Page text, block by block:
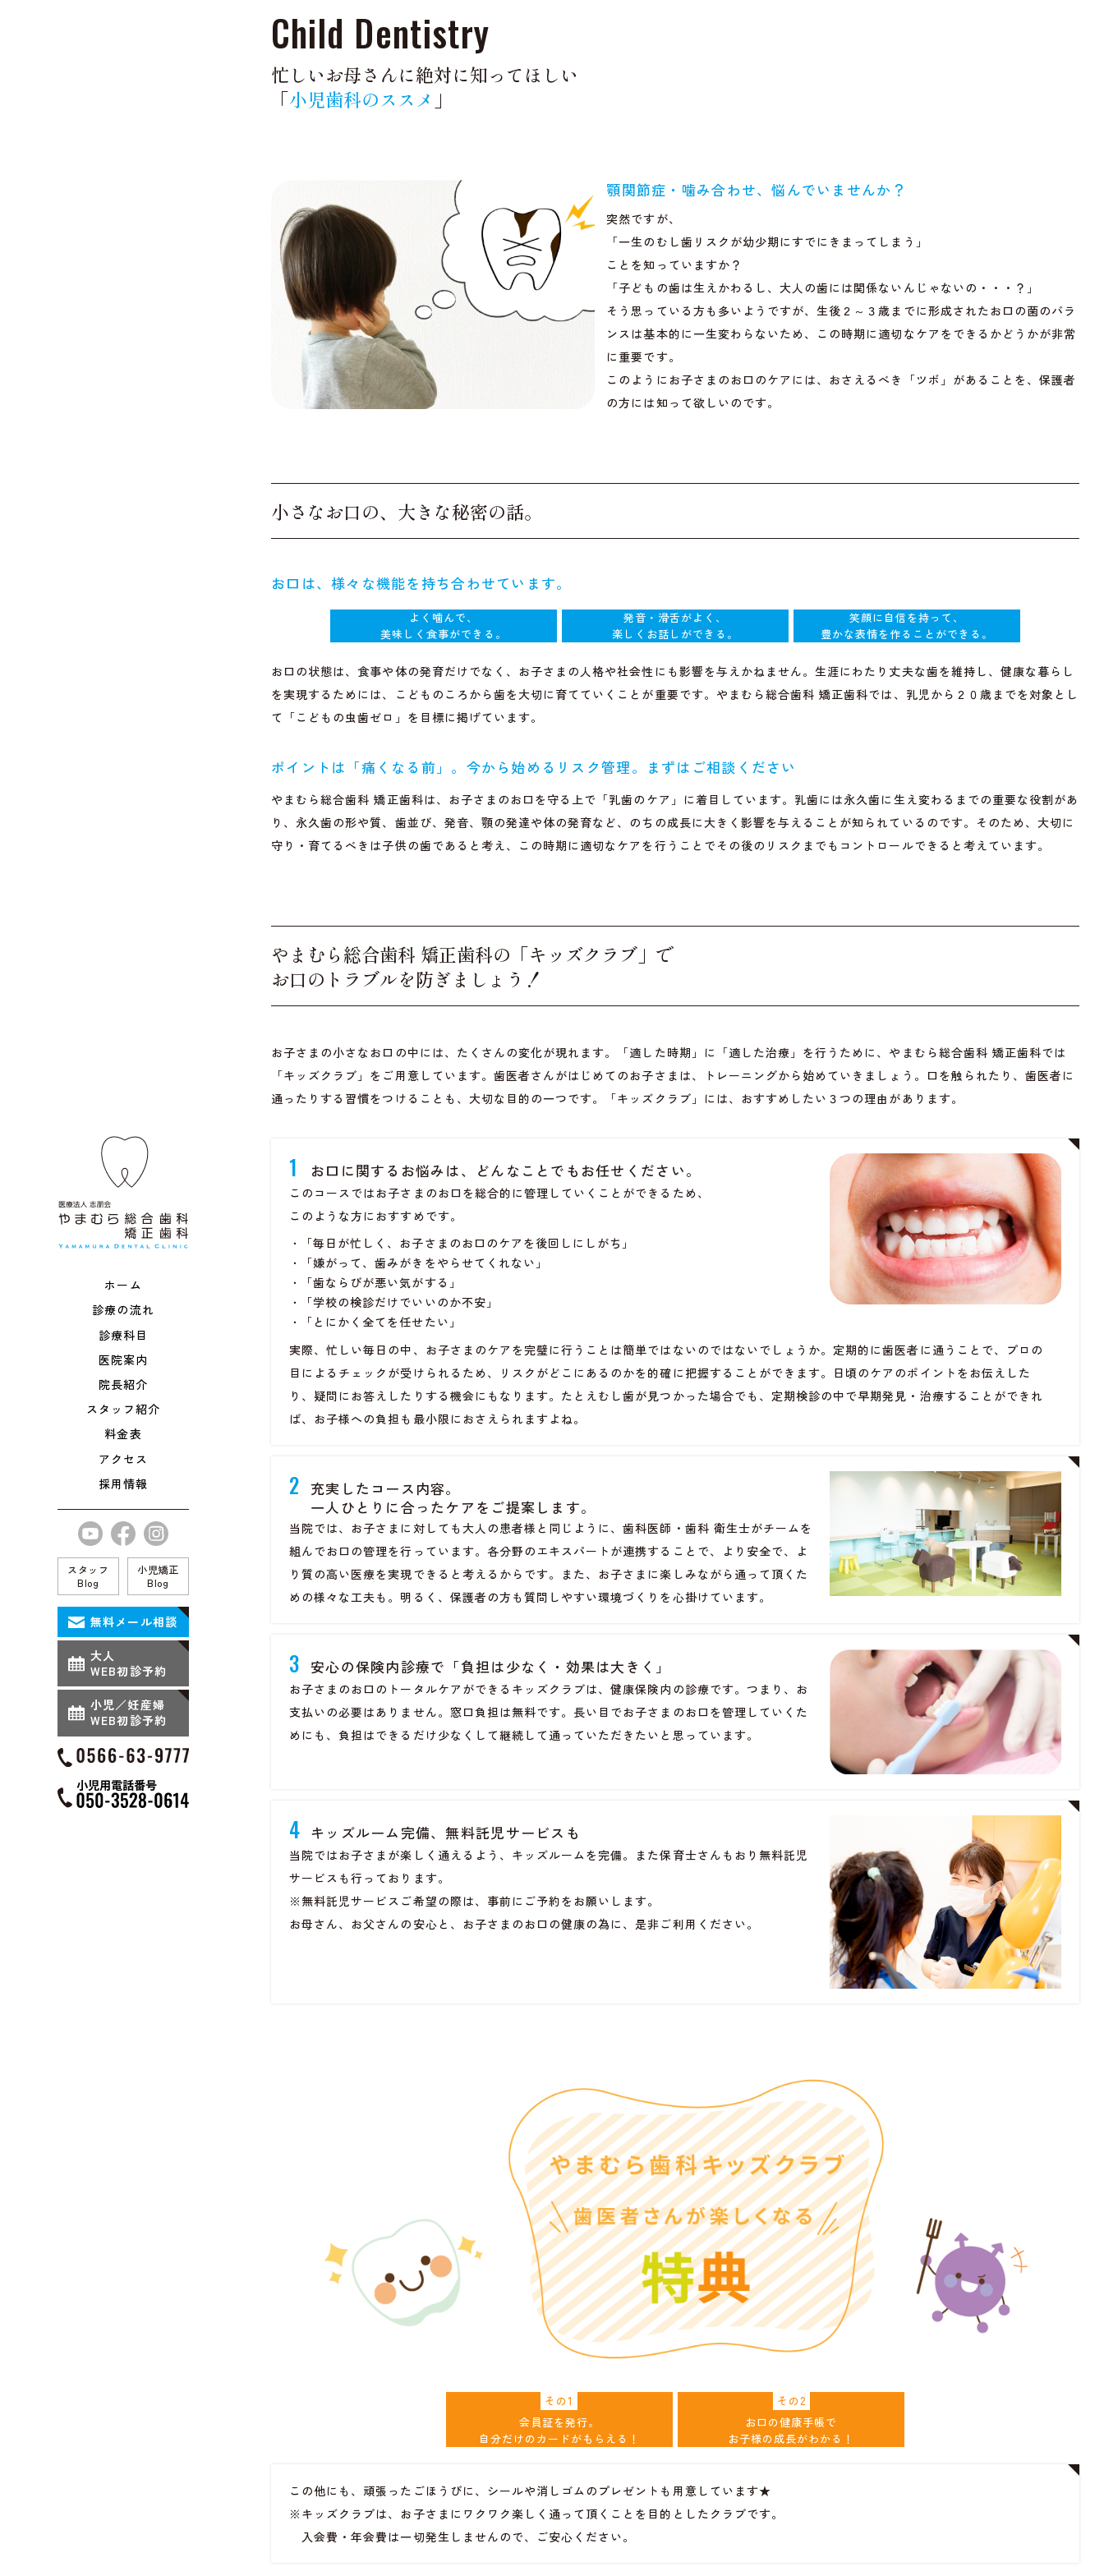
ホーム
診療の流れ
診療科目
医院案内
院長紹介
スタッフ紹介
料金表
アクセス
採用情報
スタッフ
Blog
小児矯正
Blog
無料メール相談
大人
WEB初診予約
小児／妊産婦
WEB初診予約
Child Dentistry
忙しいお母さんに絶対に知ってほしい
「小児歯科のススメ 」
顎関節症・噛み合わせ、悩んでいませんか？
突然ですが、
「一生のむし歯リスクが幼少期にすでにきまってしまう」
ことを知っていますか？
「子どもの歯は生えかわるし、大人の歯には関係ないんじゃないの・・・？」
そう思っている方も多いようですが、生後２～３歳までに形成されたお口の菌のバラ
ンスは基本的に一生変わらないため、この時期に適切なケアをできるかどうかが非常
に重要です。
このようにお子さまのお口のケアには、おさえるべき「ツボ」があることを、保護者
の方には知って欲しいのです。
小さなお口の、 大きな秘密の話。
お口は、様々な機能を持ち合わせています。
よく噛んで、
美味しく食事ができる。
発音・滑舌がよく、
楽しくお話しができる。
笑顔に自信を持って、
豊かな表情を作ることができる。
お口の状態は、食事や体の発育だけでなく、お子さまの人格や社会性にも影響を与えかねません。生涯にわたり丈夫な歯を維持し、健康な暮らし
を実現するためには、こどものころから歯を大切に育てていくことが重要です。やまむら総合歯科 矯正歯科では、乳児から２０歳までを対象とし
て「こどもの虫歯ゼロ」を目標に掲げています。
ポイントは「痛くなる前」。今から始めるリスク管理。まずはご相談ください
やまむら総合歯科 矯正歯科は、お子さまのお口を守る上で「乳歯のケア」に着目しています。乳歯には永久歯に生え変わるまでの重要な役割があ
り、永久歯の形や質、歯並び、発音、顎の発達や体の発育など、のちの成長に大きく影響を与えることが知られているのです。そのため、大切に
守り・育てるべきは子供の歯であると考え、この時期に適切なケアを行うことでその後のリスクまでもコントロールできると考えています。
やまむら総合歯科 矯正歯科の 「キッズクラブ」で
お口の トラブルを防ぎましょう！
お子さまの小さなお口の中には、たくさんの変化が現れます。「適した時期」に「適した治療」を行うために、やまむら総合歯科 矯正歯科では
「キッズクラブ」をご用意しています。歯医者さんがはじめてのお子さまは、トレーニングから始めていきましょう。口を触られたり、歯医者に
通ったりする習慣をつけることも、大切な目的の一つです。「キッズクラブ」には、おすすめしたい３つの理由があります。
1 お口に関するお悩みは、どんなことでもお任せください。
このコースではお子さまのお口を総合的に管理していくことができるため、
このような方におすすめです。
・
「毎日が忙しく、お子さまのお口のケアを後回しにしがち」
・
「嫌がって、歯みがきをやらせてくれない」
・
「歯ならびが悪い気がする」
・
「学校の検診だけでいいのか不安」
・
「とにかく全てを任せたい」
実際、忙しい毎日の中、お子さまのケアを完璧に行うことは簡単ではないのではないでしょうか。定期的に歯医者に通うことで、プロの
目によるチェックが受けられるため、リスクがどこにあるのかを的確に把握することができます。日頃のケアのポイントをお伝えした
り、疑問にお答えしたりする機会にもなります。たとえむし歯が見つかった場合でも、定期検診の中で早期発見・治療することができれ
ば、お子様への負担も最小限におさえられますよね。
2 充実したコース内容。
一人ひとりに合ったケアをご提案します。
当院では、お子さまに対しても大人の患者様と同じように、歯科医師・歯科 衛生士がチームを
組んでお口の管理を行っています。各分野のエキスパートが連携することで、より安全で、よ
り質の高い医療を実現できると考えるからです。また、お子さまに楽しみながら通って頂くた
めの様々な工夫も。明るく、保護者の方も質問しやすい環境づくりを心掛けています。
3 安心の保険内診療で「負担は少なく・効果は大きく」
お子さまのお口のトータルケアができるキッズクラブは、健康保険内の診療です。つまり、お
支払いの必要はありません。窓口負担は無料です。長い目でお子さまのお口を管理していくた
めにも、負担はできるだけ少なくして継続して通っていただきたいと思っています。
4 キッズルーム完備、無料託児サービスも
当院ではお子さまが楽しく通えるよう、キッズルームを完備。また保育士さんもおり無料託児
サービスも行っております。
※無料託児サービスご希望の際は、事前にご予約をお願いします。
お母さん、お父さんの安心と、お子さまのお口の健康の為に、是非ご利用ください。
その1
会員証を発行。
自分だけのカードがもらえる！
その2
お口の健康手帳で
お子様の成長がわかる！
この他にも、頑張ったごほうびに、シールや消しゴムのプレゼントも用意しています★
※キッズクラブは、お子さまにワクワク楽しく通って頂くことを目的としたクラブです。
入会費・年会費は一切発生しませんので、ご安心ください。